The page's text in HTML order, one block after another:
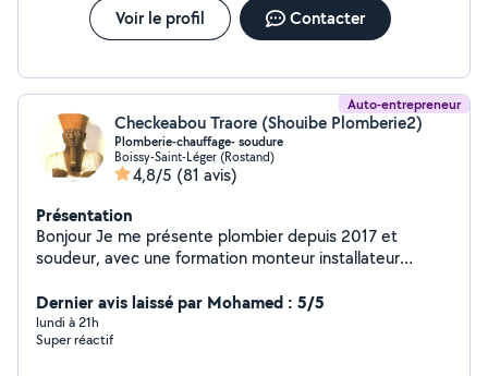
Voir le profil Contacter
Auto-entrepreneur
Checkeabou Traore (Shouibe Plomberie2)
Plomberie-chauffage- soudure
Boissy-Saint-Léger (Rostand)
4,8/5 (81 avis)
Présentation
Bonjour Je me présente plombier depuis 2017 et
soudeur, avec une formation monteur installateur
plomberie chauffage et soudure, aussi petites
intervétions en electricite( depend de la demande) Je
peux répondre à vos demandes de petits et grands
Dernier avis laissé par Mohamed : 5/5
lundi à 21h
Super réactif